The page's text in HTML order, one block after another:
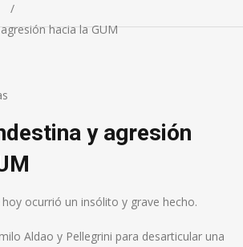
hacia la GUM
y agresión
ocurrió un insólito y grave hecho.
Aldao y Pellegrini para desarticular una